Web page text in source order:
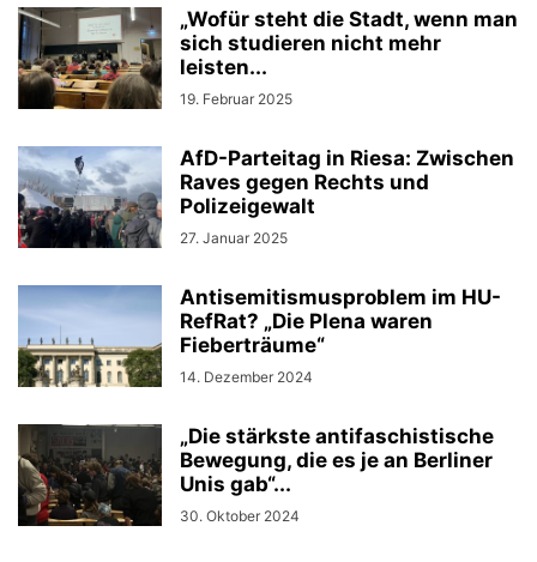
„Wofür steht die Stadt, wenn man
sich studieren nicht mehr
leisten...
19. Februar 2025
AfD-Parteitag in Riesa: Zwischen
Raves gegen Rechts und
Polizeigewalt
27. Januar 2025
Antisemitismusproblem im HU-
RefRat? „Die Plena waren
Fieberträume“
14. Dezember 2024
„Die stärkste antifaschistische
Bewegung, die es je an Berliner
Unis gab“...
30. Oktober 2024